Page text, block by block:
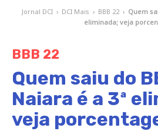
Jornal DCI › DCI Mais › BBB 22 › Quem
eliminada; veja
BBB 22
Quem saiu do
Naiara é a 3ª
veja